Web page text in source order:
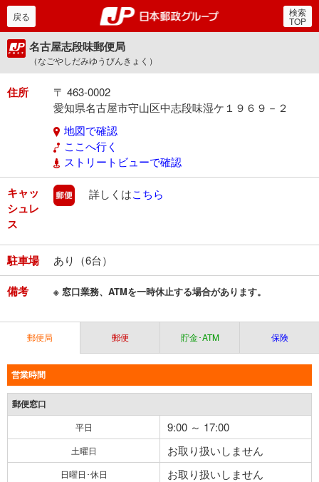
郵便局・日本郵政グルー
戻る 検索
TOP
名古屋志段味郵便局
（なごやしだみゆうびんきょく）
住所
〒 463-0002
愛知県名古屋市守山区中志段味湿ケ１９６９－２
地図で確認
ここへ行く
ストリートビューで確認
キャッ
シュレ
ス
郵便
詳しくはこちら
駐車場 あり（6台）
備考 ※ 窓口業務、ATMを一時休止する場合があります。
郵便局 郵便 貯金･ATM 保険
営業時間
郵便窓口
平日 9:00 ～ 17:00
土曜日 お取り扱いしません
日曜日･休日 お取り扱いしません